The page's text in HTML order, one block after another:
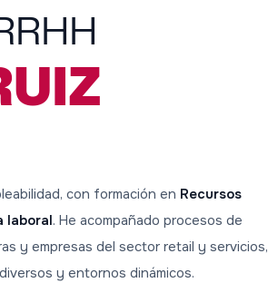
con formación en Recursos
laboral. He acompañado procesos de
y empresas del sector retail y servicios,
y entornos dinámicos.